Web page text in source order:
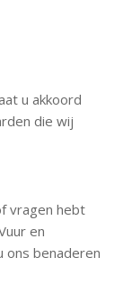
u akkoord
die wij
vragen hebt
en
ons benaderen